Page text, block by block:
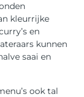
kleurrijke
en
kunnen
saai en
ook tal